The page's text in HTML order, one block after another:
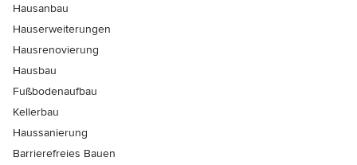
Hausanbau
Hauserweiterungen
Hausrenovierung
Hausbau
Fußbodenaufbau
Kellerbau
Haussanierung
Barrierefreies Bauen